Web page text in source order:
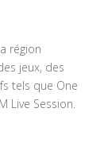
région
jeux, des
tels que One
Live Session.